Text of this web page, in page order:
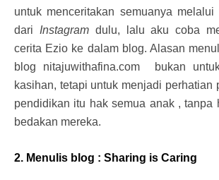
untuk menceritakan semuanya
dari Instagram dulu, lalu aku coba
cerita Ezio ke dalam blog. Alasan
blog nitajuwithafina.com bukan
kasihan, tetapi untuk menjadi perhatian
pendidikan itu hak semua anak , tanpa
bedakan mereka.
2. Menulis blog : Sharing is Caring